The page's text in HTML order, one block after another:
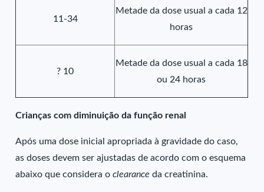
11-34
Metade da dose usual a cada 12
horas
? 10
Metade da dose usual a cada 18
ou 24 horas
Crianças com diminuição da função renal
Após uma dose inicial apropriada à gravidade do caso,
as doses devem ser ajustadas de acordo com o esquema
abaixo que considera oclearance da creatinina.